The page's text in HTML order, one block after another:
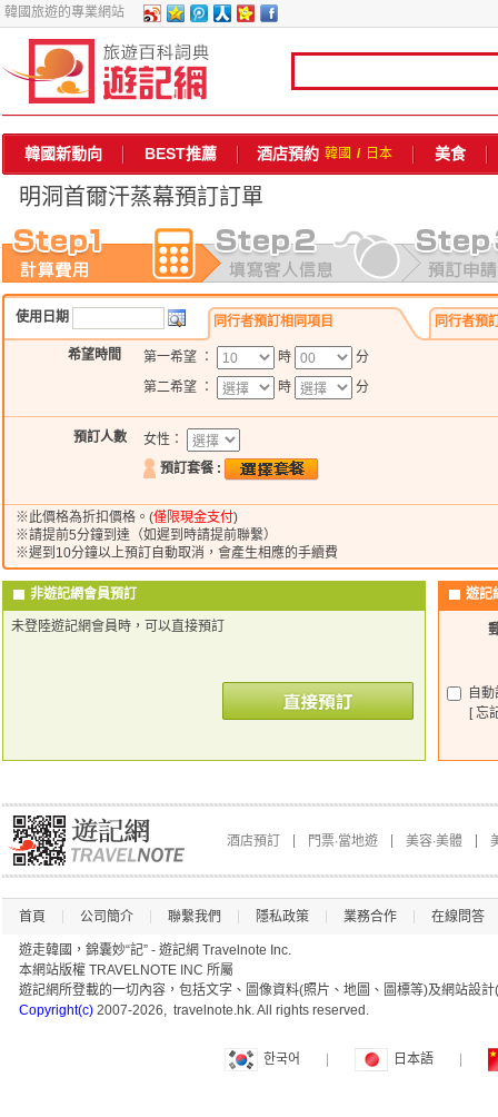
韓國旅遊的專業網站
韓國新動向 BEST推薦 酒店預約 韓國 / 日本 美食
明洞首爾汗蒸幕預訂訂單
使用日期 同行者預訂相同項目 同行者預
希望時間 第一希望 ： 時
分
第二希望 ：
時 分
預訂人數
女性：
預訂套餐 :
※此價格為折扣價格。(僅限現金支付)
※請提前5分鐘到達（如遲到時請提前聯繫）
※遲到10分鐘以上預訂自動取消，會產生相應的手續費
遊記
自
[ 忘
非遊記網會員預訂
未登陸遊記網會員時，可以直接預訂
酒店預訂 門票∙當地遊 美容∙美體
首頁 公司簡介 聯繫我們 隱私政策 業務合作 在線問答
遊走韓國，錦囊妙“記” - 遊記網 Travelnote Inc.
本網站版權 TRAVELNOTE INC 所屬
遊記網所登載的一切內容，包括文字、圖像資料(照片、地圖、圖標等)及網站
Copyright(c) 2007-2026, travelnote.hk. All rights reserved.
한국어 日本語